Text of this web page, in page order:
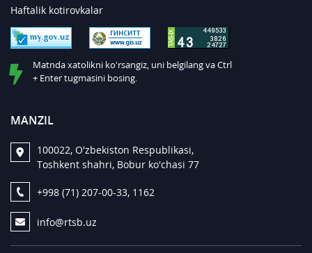
Haftalik kotirovkalar
Matnda xatolikni ko'rsangiz, uni belgilang va Ctrl
+ Enter tugmasini bosing.
MANZIL
100022, O'zbekiston Respublikasi,
Toshkent shahri, Bobur ko'chasi 77
+998 (71) 207-00-33, 1162
info@rtsb.uz